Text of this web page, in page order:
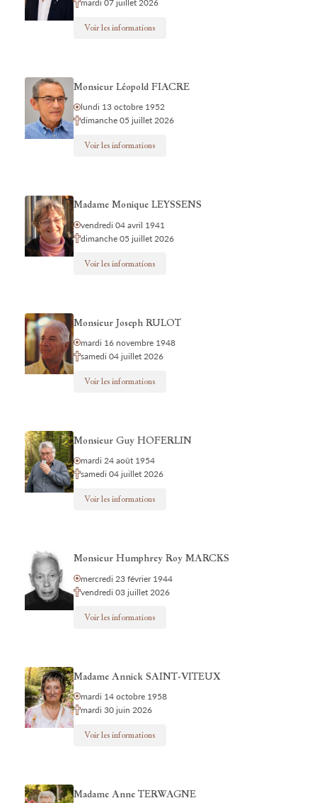
mardi 07 juillet 2026
Voir les informations
Monsieur Léopold FIACRE
lundi 13 octobre 1952
dimanche 05 juillet 2026
Voir les informations
Madame Monique LEYSSENS
vendredi 04 avril 1941
dimanche 05 juillet 2026
Voir les informations
Monsieur Joseph RULOT
mardi 16 novembre 1948
samedi 04 juillet 2026
Voir les informations
Monsieur Guy HOFERLIN
mardi 24 août 1954
samedi 04 juillet 2026
Voir les informations
Monsieur Humphrey Roy MARCKS
mercredi 23 février 1944
vendredi 03 juillet 2026
Voir les informations
Madame Annick SAINT-VITEUX
mardi 14 octobre 1958
mardi 30 juin 2026
Voir les informations
Madame Anne TERWAGNE